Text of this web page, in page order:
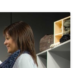
VVL
Mobil